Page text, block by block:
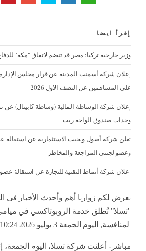
إقرأ ايضا
وزير خارجية تركيا: مصر قد تنضم لاتفاق "مكة"
إعلان شركة أسمنت المدينة عن قرار مجلس الإدارة
على المساهمين عن النصف الاول 2026
إعلان شركة الوساطة المالية (وساطة كابيتال) عن
وحدات صندوق الواحة ريت
تعلن شركة أصول وبخيت الاستثمارية عن استقالة
وعضو لجنتي المراجعة والمخاطر
اعلان شركة أنماط التقنية للتجارة عن استقالة
نعرض لكم زوارنا أهم وأحدث الأخبار فى
"تسلا" تُطلق خدمة الروبوتاكسي في
المنافسة, اليوم الجمعة 3 يوليو 2026 10:24 مساءً
مباشر- أعلنت شركة تسلا، اليوم الجمعة،